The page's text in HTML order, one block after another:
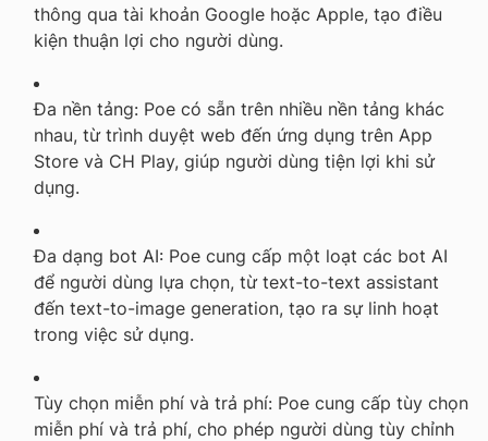
thông qua tài khoản Google hoặc Apple, tạo điều
kiện thuận lợi cho người dùng.
Đa nền tảng: Poe có sẵn trên nhiều nền tảng khác
nhau, từ trình duyệt web đến ứng dụng trên App
Store và CH Play, giúp người dùng tiện lợi khi sử
dụng.
Đa dạng bot AI: Poe cung cấp một loạt các bot AI
để người dùng lựa chọn, từ text-to-text assistant
đến text-to-image generation, tạo ra sự linh hoạt
trong việc sử dụng.
Tùy chọn miễn phí và trả phí: Poe cung cấp tùy chọn
miễn phí và trả phí, cho phép người dùng tùy chỉnh